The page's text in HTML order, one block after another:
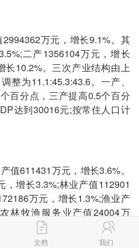
万元，增长9.1%。其
二产1356104万元，增长
长10.2%。三次产业结构由上
整为11.1:45.3:43.6。一产、
百分点，三产提高0.5个百分
达到30016元;按常住人口计
611431万元，增长3.6%。
增长3.3%;林业产值112901
万元，增长1.3%;渔业产
林牧渔服务业产值24004万
增加值345951万元，增长
文档 我们